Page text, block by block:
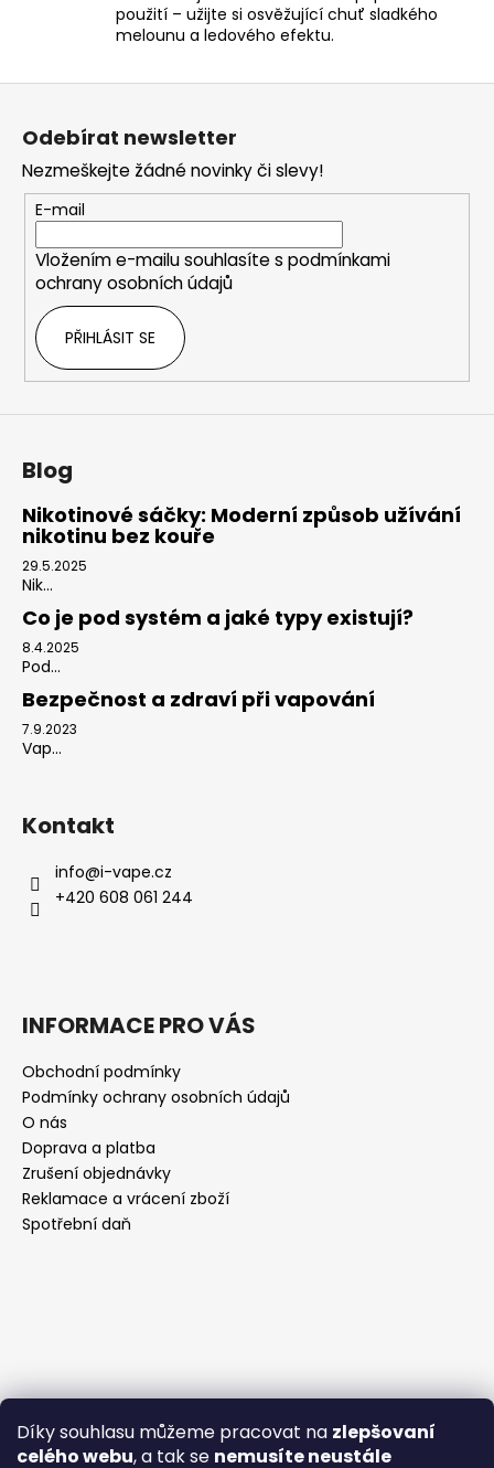
Díky souhlasu můžeme pracovat na zlepšovaní
celého webu, a tak se nemusíte neustále
použití – užijte si osvěžující chuť sladkého
melounu a ledového efektu.
Odebírat newsletter
Nezmeškejte žádné novinky či slevy!
E-mail
Vložením e-mailu souhlasíte s podmínkami
ochrany osobních údajů
PŘIHLÁSIT SE
Blog
Nikotinové sáčky: Moderní způsob užívání
nikotinu bez kouře
29.5.2025
Nik...
Co je pod systém a jaké typy existují?
8.4.2025
Pod...
Bezpečnost a zdraví při vapování
7.9.2023
Vap...
Kontakt
info@i-vape.cz
+420 608 061 244
INFORMACE PRO VÁS
Obchodní podmínky
Podmínky ochrany osobních údajů
O nás
Doprava a platba
Zrušení objednávky
Reklamace a vrácení zboží
Spotřební daň